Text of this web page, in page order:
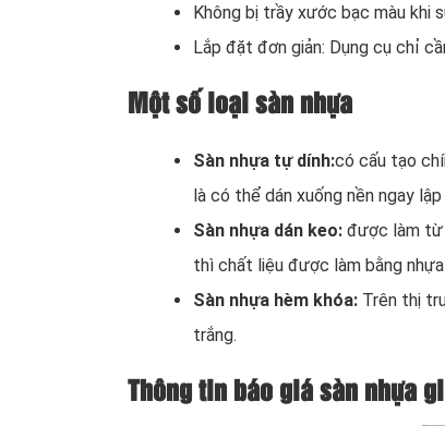
Không bị trầy xước bạc màu khi
Lắp đặt đơn giản: Dụng cụ chỉ
Một số loại sàn nhựa
Sàn nhựa tự dính:có cấu tạo
là có thể dán xuống nền ngay
Sàn nhựa dán keo: được làm từ
thì chất liệu được làm bằng
Sàn nhựa hèm khóa: Trên thị
trắng.
Thông tin báo giá sàn nhựa